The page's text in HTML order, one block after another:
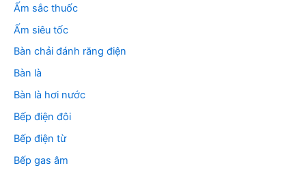
m
Ấm sắc thuốc
Ấm siêu tốc
Bàn chải đánh răng điện
Bàn là
Bàn là hơi nước
Bếp điện đôi
Bếp điện từ
Bếp gas âm